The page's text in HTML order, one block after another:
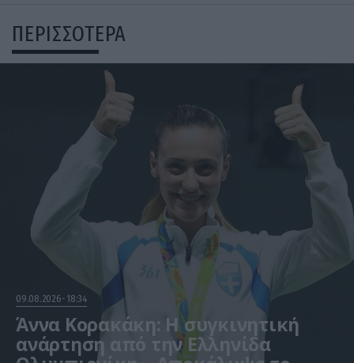
ΠΕΡΙΣΣΟΤΕΡΑ
09.08.2026 18:34
Άννα Κορακάκη: Η συγκινητική
ανάρτηση από την Ελληνίδα